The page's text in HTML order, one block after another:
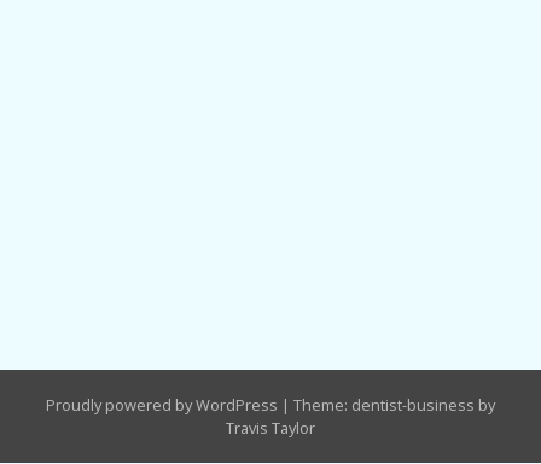
Proudly powered by WordPress | Theme: dentist-business by
Travis Taylor